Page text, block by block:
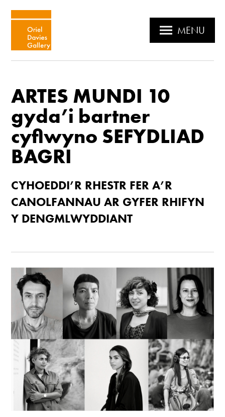
MENU
ARTES MUNDI 10
gyda’i bartner
cyflwyno SEFYDLIAD
BAGRI
CYHOEDDI’R RHESTR FER A’R
CANOLFANNAU AR GYFER RHIFYN
Y DENGMLWYDDIANT